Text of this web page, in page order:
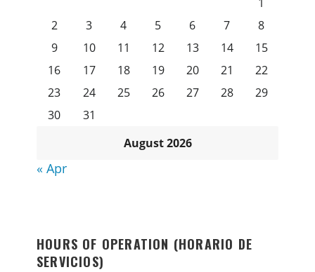
August 2026
2
3 4 5 6 7
8
9
10 11 12 13 14
15
16
17 18 19 20 21
22
23
24 25 26 27 28
29
30
31
« Apr
HOURS OF OPERATION (HORARIO DE
SERVICIOS)